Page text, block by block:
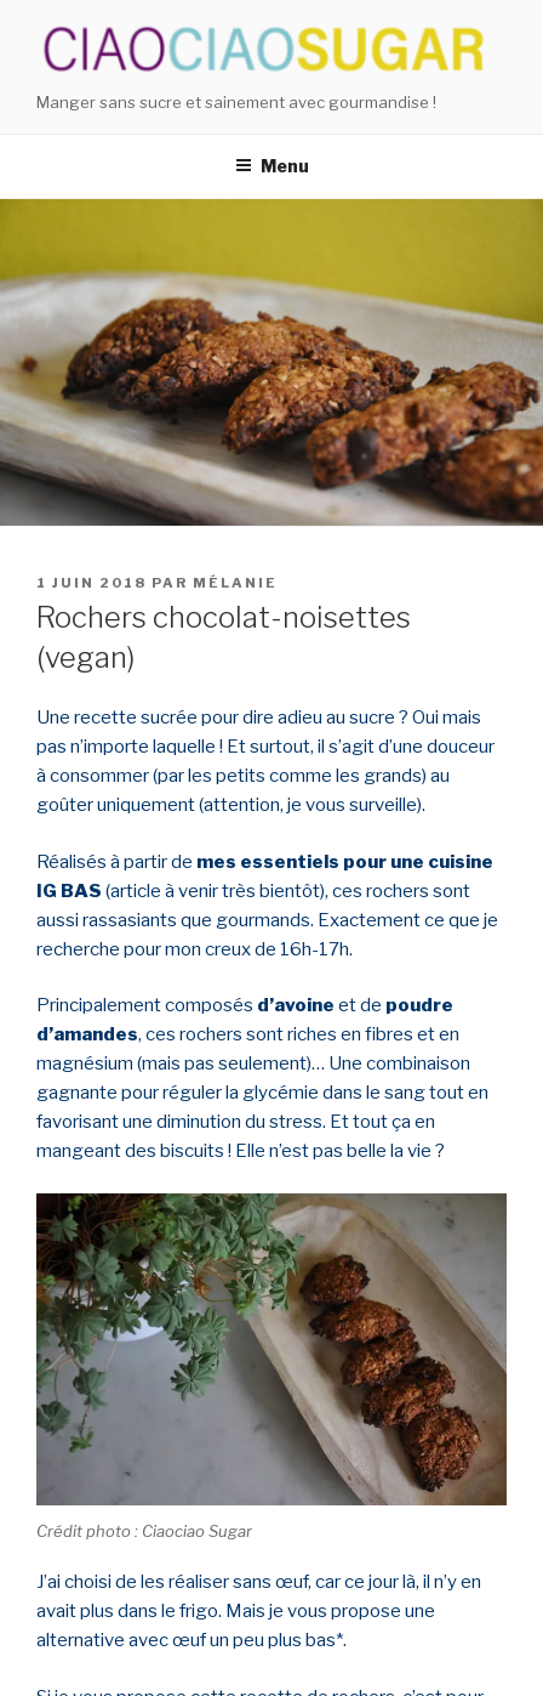
contenu
principal
Manger sans sucre et sainement avec gourmandise !
Menu
PUBLIÉ
LE
1 JUIN 2018 PAR MÉLANIE
Rochers chocolat-noisettes
(vegan)
Une recette sucrée pour dire adieu au sucre ? Oui mais
pas n’importe laquelle ! Et surtout, il s’agit d’une douceur
à consommer (par les petits comme les grands) au
goûter uniquement (attention, je vous surveille).
Réalisés à partir de mes essentiels pour une cuisine
IG BAS (article à venir très bientôt), ces rochers sont
aussi rassasiants que gourmands. Exactement ce que je
recherche pour mon creux de 16h-17h.
Principalement composés d’avoine et de poudre
d’amandes, ces rochers sont riches en fibres et en
magnésium (mais pas seulement)… Une combinaison
gagnante pour réguler la glycémie dans le sang tout en
favorisant une diminution du stress. Et tout ça en
mangeant des biscuits ! Elle n’est pas belle la vie ?
Crédit photo : Ciaociao Sugar
J’ai choisi de les réaliser sans œuf, car ce jour là, il n’y en
avait plus dans le frigo. Mais je vous propose une
alternative avec œuf un peu plus bas*.